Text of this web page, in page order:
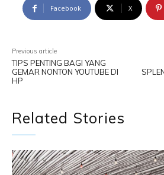
Facebook X
Previous article
TIPS PENTING BAGI YANG
GEMAR NONTON YOUTUBE DI
HP
Related Stories